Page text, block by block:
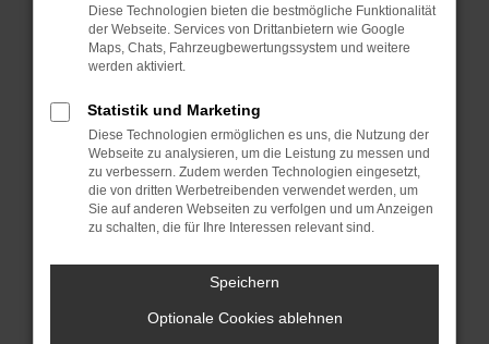
Starte dein Gerät neu.
Das kann manchmal helfen, vorübergehende
Probleme zu beheben.
Betriebssystem auf dem neuesten Stand
sind.
Veraltete Software birgt nicht nur ein
Sicherheitsrisiko, sondern kann auch dazu
führen, dass bestimmte Funktionen nicht mehr
unterstützt werden.
Wende dich an den Webseitenbetreiber.
Wenn du alle oben genannten Schritte versucht
hast, kontaktiere uns bitte. Wir werden
Diese Technologien bieten die bestmögliche Funktionalität
der Webseite. Services von Drittanbietern wie Google
Maps, Chats, Fahrzeugbewertungssystem und weitere
werden aktiviert.
Statistik und Marketing
Diese Technologien ermöglichen es uns, die Nutzung der
Webseite zu analysieren, um die Leistung zu messen und
zu verbessern. Zudem werden Technologien eingesetzt,
die von dritten Werbetreibenden verwendet werden, um
Sie auf anderen Webseiten zu verfolgen und um Anzeigen
zu schalten, die für Ihre Interessen relevant sind.
Speichern
Optionale Cookies ablehnen